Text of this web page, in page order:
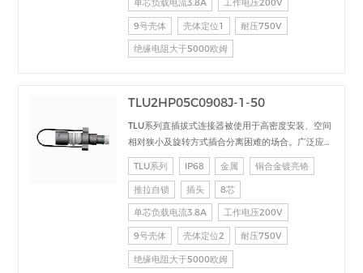
9号壳体 壳体定位1 耐压750V
绝缘电阻大于5000欧姆
TLU2HP05C0908J-1-50
TLU系列直插拔式连接器被使用于高密度安装、空间
相对狭小及旋转方式插合分离困难的场合。广泛应用
于电台设备、加固计算机、医疗设备、测试检测设
备、音频视频设备、数据采集、工业控制等场合的交
直流、高速、射频、光纤等的信号连接传输。
TLU系列 IP68 金属 铜合金镀亮铬
推拉自锁 插头 8芯
单芯负载电流3.8A 工作电压200V
9号壳体 壳体定位2 耐压750V
绝缘电阻大于5000欧姆